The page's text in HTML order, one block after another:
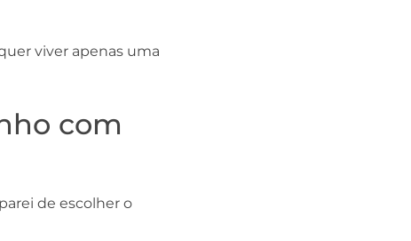
viver apenas uma
com
de escolher o